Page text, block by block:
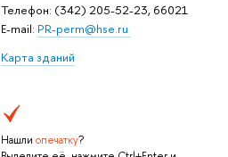
Телефон: (342) 205-52-23, 66021
E-mail: PR-perm@hse.ru
Карта зданий
Нашли опечатку?